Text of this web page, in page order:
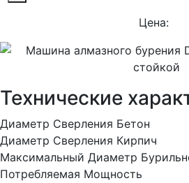
Цена:
Технические
Диаметр Сверления Бетон
Диаметр Сверления Кирпич
Максимальный Диаметр
Потребляемая Мощность